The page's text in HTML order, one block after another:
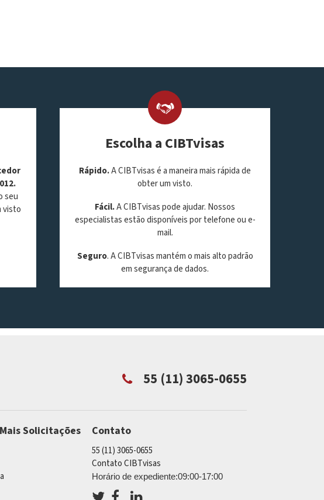
seu
visto
Escolha a CIBTvisas
Rápido.A CIBTvisas é a maneira mais rápida de
obter um visto.
Fácil.A CIBTvisas pode ajudar. Nossos
especialistas estão disponíveis por telefone ou e-
mail.
Seguro. A CIBTvisas mantém o mais alto padrão
em segurança de dados.
55 (11) 3065-0655
Solicitações Contato
55 (11) 3065-0655
Contato CIBTvisas
Horário de expediente:09:00-17:00